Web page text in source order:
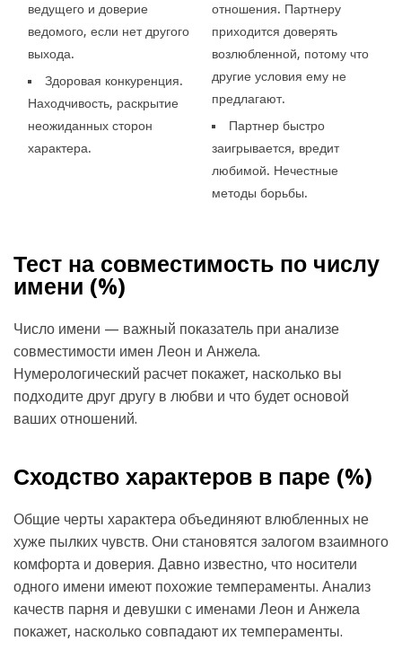
ведущего и доверие
ведомого, если нет другого
выхода.
Здоровая конкуренция.
Находчивость, раскрытие
неожиданных сторон
характера.
отношения. Партнеру
приходится доверять
возлюбленной, потому что
другие условия ему не
предлагают.
Партнер быстро
заигрывается, вредит
любимой. Нечестные
методы борьбы.
Тест на совместимость по числу
имени (%)
Число имени — важный показатель при анализе
совместимости имен Леон и Анжела.
Нумерологический расчет покажет, насколько вы
подходите друг другу в любви и что будет основой
ваших отношений.
Сходство характеров в паре (%)
Общие черты характера объединяют влюбленных не
хуже пылких чувств. Они становятся залогом взаимного
комфорта и доверия. Давно известно, что носители
одного имени имеют похожие темпераменты. Анализ
качеств парня и девушки с именами Леон и Анжела
покажет, насколько совпадают их темпераменты.